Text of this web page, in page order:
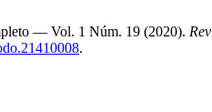
— Vol. 1 Núm. 19 (2020).
.